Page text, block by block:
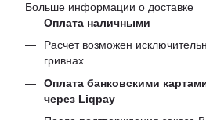
Больше информации о доставке
Оплата наличными
Расчет возможен
гривнах.
Оплата банковскими
через Liqpay